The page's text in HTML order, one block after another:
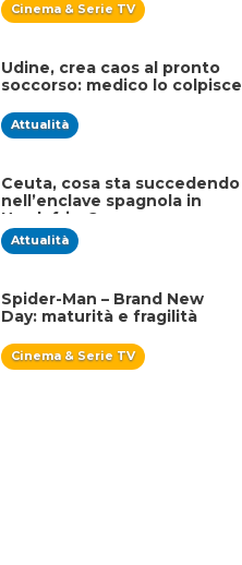
Cinema & Serie TV
Udine, crea caos al pronto
soccorso: medico lo colpisce
Attualità
Ceuta, cosa sta succedendo
nell’enclave spagnola in
Nordafrica?
Attualità
Spider-Man – Brand New
Day: maturità e fragilità
Cinema & Serie TV